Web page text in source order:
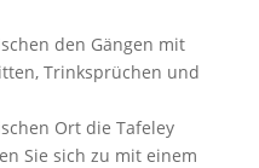
den Gängen mit
Trinksprüchen und
Ort die Tafeley
Sie sich zu mit einem